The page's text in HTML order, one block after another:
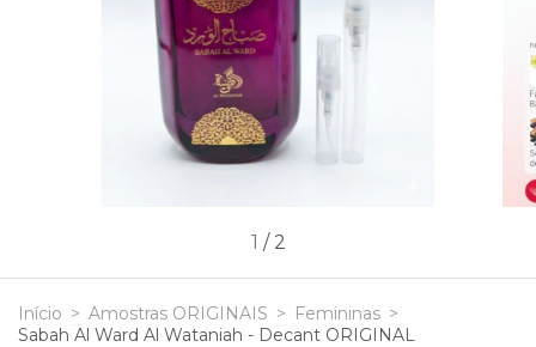
1 / 2
Início > Amostras ORIGINAIS > Femininas >
Sabah Al Ward Al Wataniah - Decant ORIGINAL